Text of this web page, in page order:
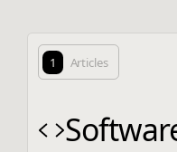
1 Articles